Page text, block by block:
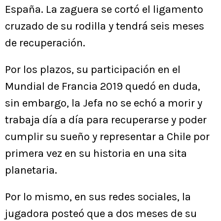
España. La zaguera se cortó el ligamento
cruzado de su rodilla y tendrá seis meses
de recuperación.
Por los plazos, su participación en el
Mundial de Francia 2019 quedó en duda,
sin embargo, la Jefa no se echó a morir y
trabaja día a día para recuperarse y poder
cumplir su sueño y representar a Chile por
primera vez en su historia en una sita
planetaria.
Por lo mismo, en sus redes sociales, la
jugadora posteó que a dos meses de su